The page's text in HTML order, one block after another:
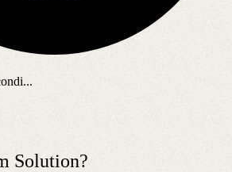
Solution?